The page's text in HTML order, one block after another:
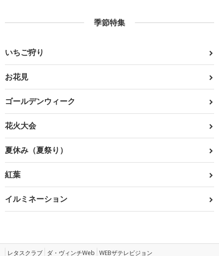
季節特集
いちご狩り
お花見
ゴールデンウィーク
花火大会
夏休み（夏祭り）
紅葉
イルミネーション
レタスクラブ ダ・ヴィンチWeb WEBザテレビジョン